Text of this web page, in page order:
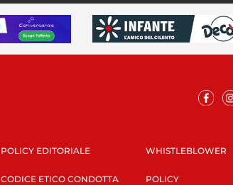
POLICY EDITORIALE
CODICE ETICO CONDOTTA
WHISTLEBLOWER
POLICY